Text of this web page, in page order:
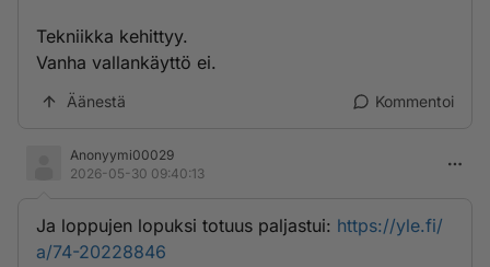
Tekniikka kehittyy.
Vanha vallankäyttö ei.
Äänestä Kommentoi
Anonyymi00029
2026-05-30 09:40:13
Ja loppujen lopuksi totuus paljastui: https://yle.fi/
a/74-20228846